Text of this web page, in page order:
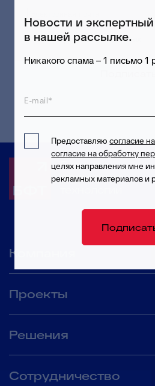
Предоставляю согласие
персональных данных
Будущее
формируют
Компания
Проекты
Решения
Сотрудничество
Новости и экспертный
в нашей рассылке.
Никакого спама – 1 письмо 1
E-mail*
Предоставляюсогласие
согласие на обработку
целях направления мне
рекламных материалов и